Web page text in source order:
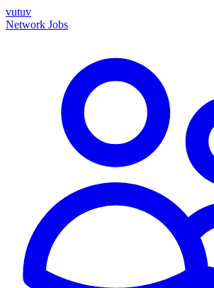
vutuv
Network Jobs